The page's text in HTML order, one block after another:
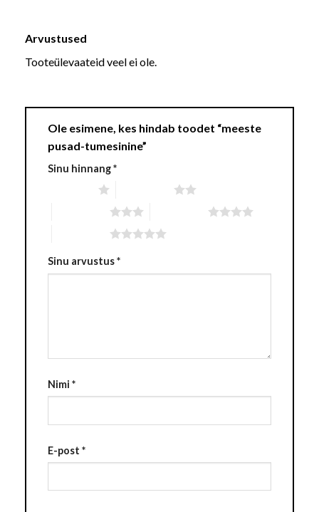
Arvustused
Tooteülevaateid veel ei ole.
Ole esimene, kes hindab toodet “meeste
pusad-tumesinine”
Sinu hinnang*
Sinu arvustus*
Nimi *
E-post *